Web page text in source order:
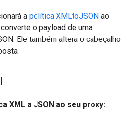
a política XMLtoJSON ao
o payload de uma
Ele também altera o cabeçalho
XML a JSON ao seu proxy: